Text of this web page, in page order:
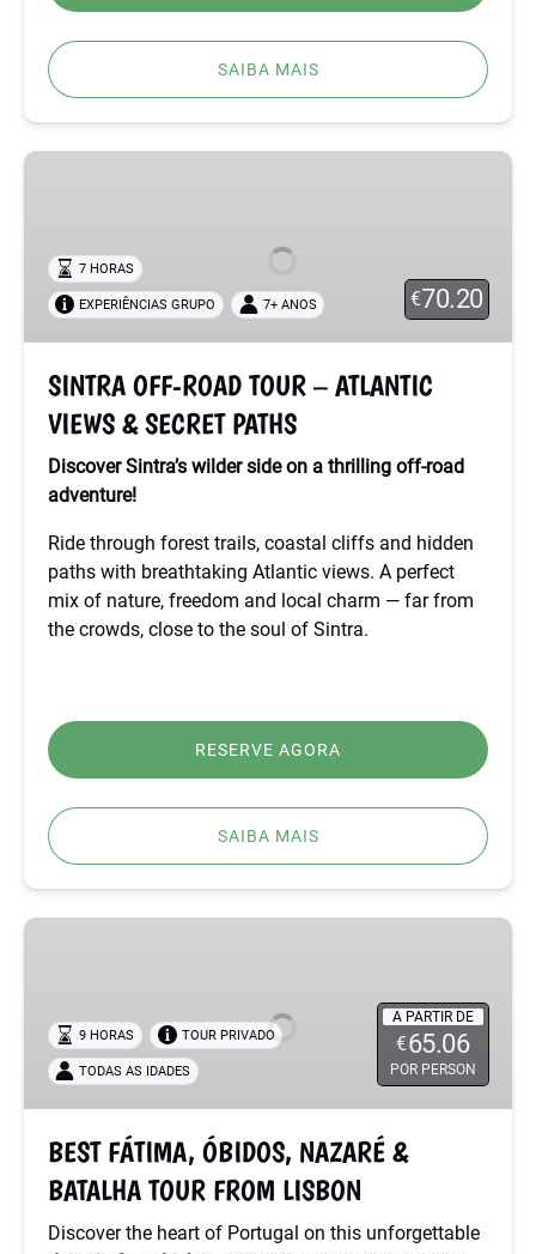
SAIBA MAIS
SINTRA
TOUR
ATLANTIC
VIEWS
SECRET
PATHS
€70.20
7 HORAS
EXPERIÊNCIAS GRUPO 7+ ANOS
SINTRA OFF-ROAD TOUR – ATLANTIC
VIEWS & SECRET PATHS
Discover Sintra’s wilder side on a thrilling off-road
adventure!
Ride through forest trails, coastal cliffs and hidden
paths with breathtaking Atlantic views. A perfect
mix of nature, freedom and local charm — far from
the crowds, close to the soul of Sintra.
RESERVE AGORA
SAIBA MAIS
BEST
NAZARÉ
BATALHA
TOUR
LISBON
A PARTIR DE
€65.06
POR PERSON
9 HORAS TOUR PRIVADO
TODAS AS IDADES
BEST FÁTIMA, ÓBIDOS, NAZARÉ &
BATALHA TOUR FROM LISBON
Discover the heart of Portugal on this unforgettable